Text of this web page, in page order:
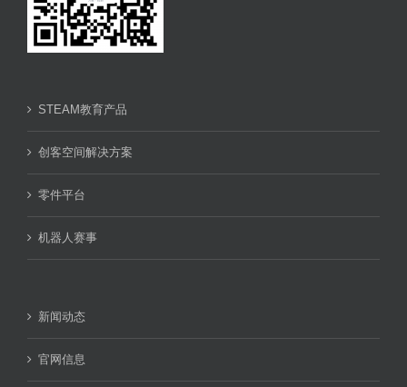
STEAM教育产品
创客空间解决方案
零件平台
机器人赛事
新闻动态
官网信息